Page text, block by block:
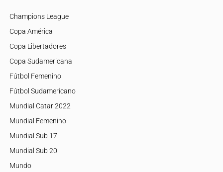
Champions League
Copa América
Copa Libertadores
Copa Sudamericana
Fútbol Femenino
Fútbol Sudamericano
Mundial Catar 2022
Mundial Femenino
Mundial Sub 17
Mundial Sub 20
Mundo